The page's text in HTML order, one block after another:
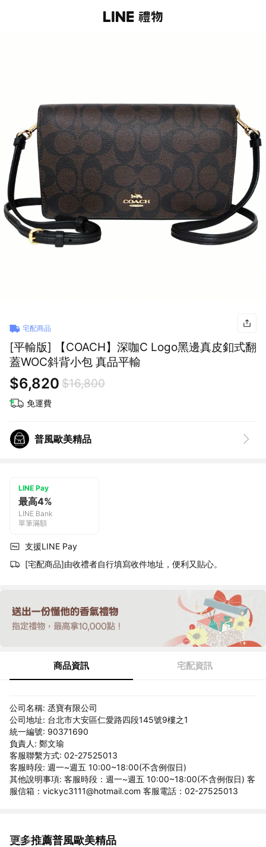
宅配商品
[平輸版] 【COACH】深咖C Logo黑邊真皮釦式翻
蓋WOC斜背小包 真品平輸
$6,820 $16,800
免運費
普風歐美精品
LINE Pay
最高4%
LINE Bank
單筆滿額
支援LINE Pay
[宅配商品]由收禮者自行填寫收件地址，便利又貼心。
商品資訊 宅配資訊
公司名稱: 丞寶有限公司
公司地址: 台北市大安區仁愛路四段145號9樓之1
統一編號: 90371690
負責人: 鄭文瑜
客服聯繫方式: 02-27525013
客服時段: 週一~週五 10:00~18:00(不含例假日)
其他說明事項: 客服時段：週一~週五 10:00~18:00(不含例假日) 客
服信箱：vickyc3111@hotmail.com 客服電話：02-27525013
更多推薦普風歐美精品
看更多